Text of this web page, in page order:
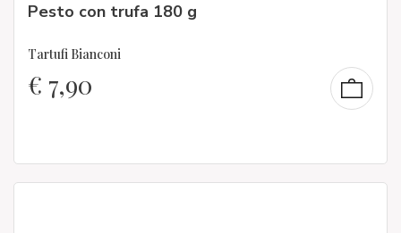
Pesto con trufa 180 g
Tartufi Bianconi
€ 7,90